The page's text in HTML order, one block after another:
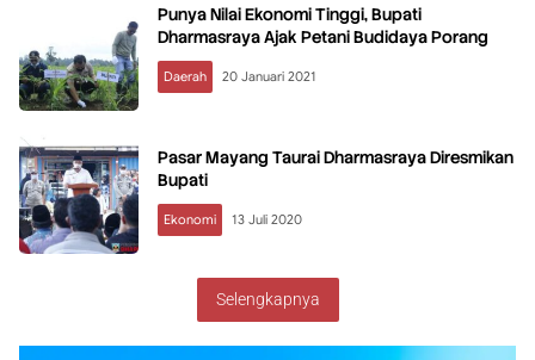
Punya Nilai Ekonomi Tinggi, Bupati
Dharmasraya Ajak Petani Budidaya Porang
Daerah 20 Januari 2021
Pasar Mayang Taurai Dharmasraya Diresmikan
Bupati
Ekonomi 13 Juli 2020
Selengkapnya